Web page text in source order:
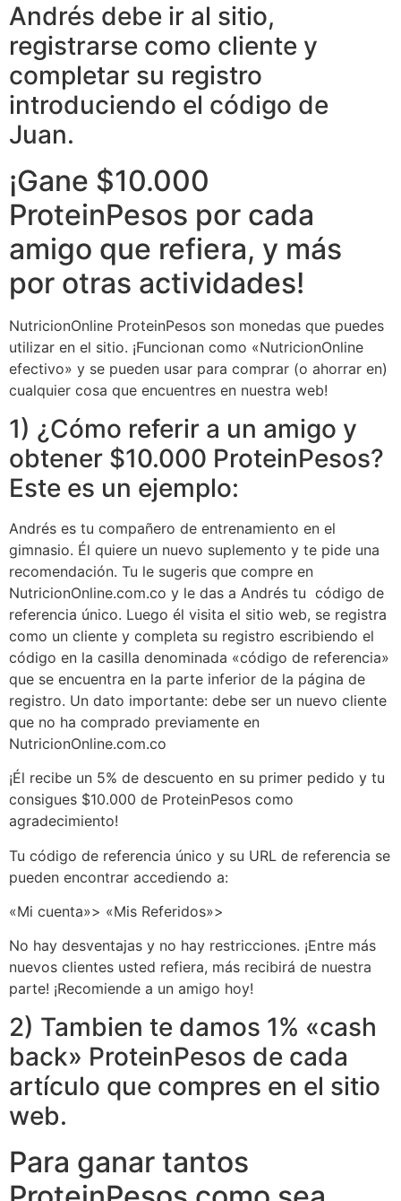
Andrés debe ir al sitio,
registrarse como cliente y
completar su registro
introduciendo el código de
Juan.
¡Gane $10.000
ProteinPesos por cada
amigo que refiera, y más
por otras actividades!
NutricionOnline ProteinPesos son monedas que puedes
utilizar en el sitio. ¡Funcionan como «NutricionOnline
efectivo» y se pueden usar para comprar (o ahorrar en)
cualquier cosa que encuentres en nuestra web!
1) ¿Cómo referir a un amigo y
obtener $10.000 ProteinPesos?
Este es un ejemplo:
Andrés es tu compañero de entrenamiento en el
gimnasio. Él quiere un nuevo suplemento y te pide una
recomendación. Tu le sugeris que compre en
NutricionOnline.com.co y le das a Andrés tu código de
referencia único. Luego él visita el sitio web, se registra
como un cliente y completa su registro escribiendo el
código en la casilla denominada «código de referencia»
que se encuentra en la parte inferior de la página de
registro. Un dato importante: debe ser un nuevo cliente
que no ha comprado previamente en
NutricionOnline.com.co
¡Él recibe un 5% de descuento en su primer pedido y tu
consigues $10.000 de ProteinPesos como
agradecimiento!
Tu código de referencia único y su URL de referencia se
pueden encontrar accediendo a:
«Mi cuenta»> «Mis Referidos»>
No hay desventajas y no hay restricciones. ¡Entre más
nuevos clientes usted refiera, más recibirá de nuestra
parte! ¡Recomiende a un amigo hoy!
2) Tambien te damos 1% «cash
back» ProteinPesos de cada
artículo que compres en el sitio
web.
Para ganar tantos